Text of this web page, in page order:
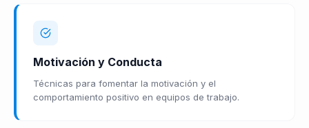
Motivación y Conducta
Técnicas para fomentar la motivación y el
comportamiento positivo en equipos de trabajo.